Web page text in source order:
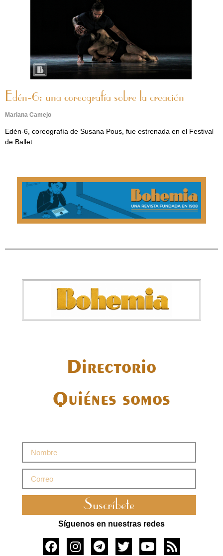
Edén-6: una coreografía sobre la creación
Mariana Camejo
Edén-6, coreografía de Susana Pous, fue estrenada en el Festival
de Ballet
Directorio
Quiénes somos
Suscríbete
Síguenos en nuestras redes